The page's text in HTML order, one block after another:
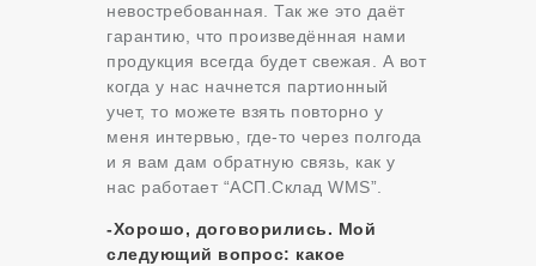
невостребованная. Так же это даёт
гарантию, что произведённая нами
продукция всегда будет свежая. А вот
когда у нас начнется партионный
учет, то можете взять повторно у
меня интервью, где-то через полгода
и я вам дам обратную связь, как у
нас работает “АСП.Склад WMS”.
-Хорошо, договорились. Мой
следующий вопрос: какое